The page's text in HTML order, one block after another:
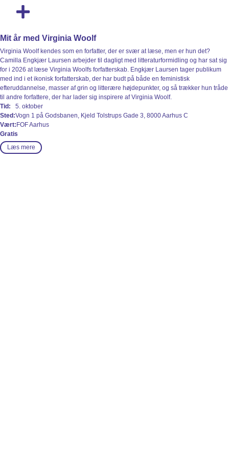
Mit år med Virginia Woolf
Virginia Woolf kendes som en forfatter, der er svær at læse, men er hun det?
Camilla Engkjær Laursen arbejder til dagligt med litteraturformidling og har sat sig
for i 2026 at læse Virginia Woolfs forfatterskab. Engkjær Laursen tager publikum
med ind i et ikonisk forfatterskab, der har budt på både en feministisk
efteruddannelse, masser af grin og litterære højdepunkter, og så trækker hun tråde
til andre forfattere, der har lader sig inspirere af Virginia Woolf.
Tid:
5. oktober
Sted:Vogn 1 på Godsbanen, Kjeld Tolstrups Gade 3, 8000 Aarhus C
Vært:FOF Aarhus
Gratis
Læs mere